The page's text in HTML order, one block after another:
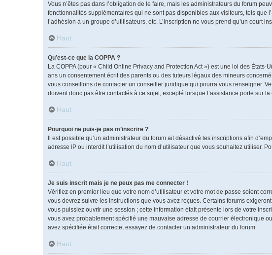
Vous n’êtes pas dans l’obligation de le faire, mais les administrateurs du forum
fonctionnalités supplémentaires qui ne sont pas disponibles aux visiteurs, tels que
l’adhésion à un groupe d’utilisateurs, etc. L’inscription ne vous prend qu’un court
Haut
Qu’est-ce que la COPPA ?
La COPPA (pour « Child Online Privacy and Protection Act ») est une loi des
ans un consentement écrit des parents ou des tuteurs légaux des mineurs
vous conseillons de contacter un conseiller juridique qui pourra vous renseigner.
doivent donc pas être contactés à ce sujet, excepté lorsque l’assistance porte sur
Haut
Pourquoi ne puis-je pas m’inscrire ?
Il est possible qu’un administrateur du forum ait désactivé les inscriptions afin
adresse IP ou interdit l’utilisation du nom d’utilisateur que vous souhaitez utiliser.
Haut
Je suis inscrit mais je ne peux pas me connecter !
Vérifiez en premier lieu que votre nom d’utilisateur et votre mot de passe soient
vous devrez suivre les instructions que vous avez reçues. Certains forums
vous puissiez ouvrir une session ; cette information était présente lors de votre
vous avez probablement spécifié une mauvaise adresse de courrier électronique
avez spécifiée était correcte, essayez de contacter un administrateur du forum.
Haut